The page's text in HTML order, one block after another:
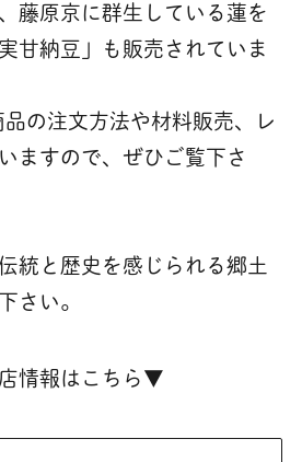
藤原京に群生している蓮を
甘納豆」も販売されていま
の注文方法や材料販売、レ
ますので、ぜひご覧下さ
統と歴史を感じられる郷土
さい。
情報はこちら▼